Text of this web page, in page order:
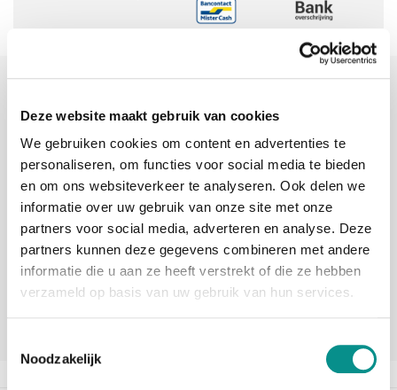
Deze website maakt gebruik van cookies
We gebruiken cookies om content en advertenties te
personaliseren, om functies voor social media te bieden
en om ons websiteverkeer te analyseren. Ook delen we
informatie over uw gebruik van onze site met onze
partners voor social media, adverteren en analyse. Deze
partners kunnen deze gegevens combineren met andere
informatie die u aan ze heeft verstrekt of die ze hebben
verzameld op basis van uw gebruik van hun services.
Noodzakelijk
30 dagen bedenktijd
Vandaag besteld, morgen in huis